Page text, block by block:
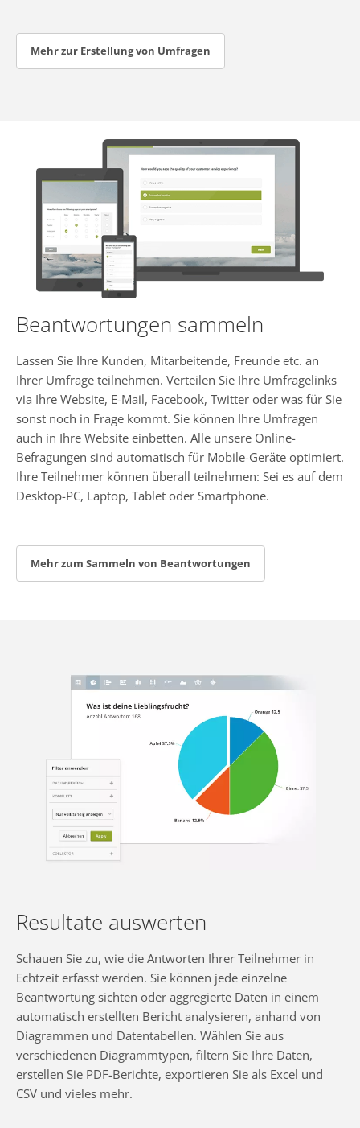
Mehr zur Erstellung von Umfragen
Beantwortungen sammeln
Lassen Sie Ihre Kunden, Mitarbeitende, Freunde etc. an
Ihrer Umfrage teilnehmen. Verteilen Sie Ihre Umfragelinks
via Ihre Website, E-Mail, Facebook, Twitter oder was für Sie
sonst noch in Frage kommt. Sie können Ihre Umfragen
auch in Ihre Website einbetten. Alle unsere Online-
Befragungen sind automatisch für Mobile-Geräte optimiert.
Ihre Teilnehmer können überall teilnehmen: Sei es auf dem
Desktop-PC, Laptop, Tablet oder Smartphone.
Mehr zum Sammeln von Beantwortungen
Resultate auswerten
Schauen Sie zu, wie die Antworten Ihrer Teilnehmer in
Echtzeit erfasst werden. Sie können jede einzelne
Beantwortung sichten oder aggregierte Daten in einem
automatisch erstellten Bericht analysieren, anhand von
Diagrammen und Datentabellen. Wählen Sie aus
verschiedenen Diagrammtypen, filtern Sie Ihre Daten,
erstellen Sie PDF-Berichte, exportieren Sie als Excel und
CSV und vieles mehr.